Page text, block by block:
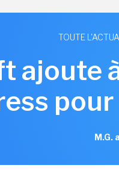
TOUTE
ajoute
M.G.